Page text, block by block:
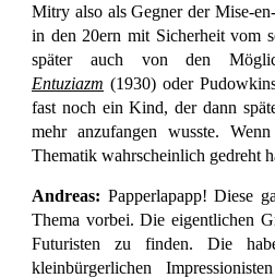
Mitry also als Gegner der Mise-
in den 20ern mit Sicherheit vom
später auch von den
Entuziazm (1930) oder
fast noch ein Kind, der dann
mehr anzufangen wusste.
Thematik wahrscheinlich gedreht
Andreas: Papperlapapp! Diese
Thema vorbei. Die eigentlichen
Futuristen zu finden. Die
kleinbürgerlichen